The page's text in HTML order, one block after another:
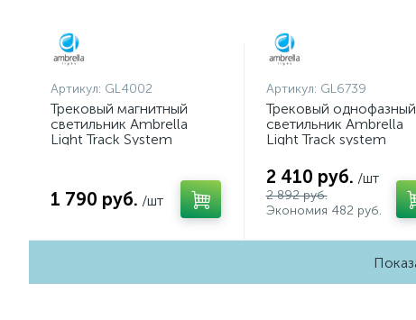
Артикул: GL4002
Трековый магнитный
светильник Ambrella
Light Track System
1 790 руб. /шт
Артикул: GL6739
Трековый однофазный
светильник Ambrella
Light Track system
2 410 руб. /шт
2 892 руб.
Экономия 482 руб.